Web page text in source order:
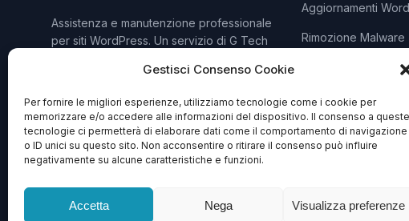
Gestisci Consenso Cookie
Per fornire le migliori esperienze, utilizziamo tecnologie come i cookie per
memorizzare e/o accedere alle informazioni del dispositivo. Il consenso a queste
tecnologie ci permetterà di elaborare dati come il comportamento di navigazione
o ID unici su questo sito. Non acconsentire o ritirare il consenso può influire
negativamente su alcune caratteristiche e funzioni.
Accetta Nega Visualizza preferenze
Assistenza e manutenzione professionale
per siti WordPress. Un servizio di G Tech
Aggiornamenti
Rimozione Malware
Piani e Prezzi